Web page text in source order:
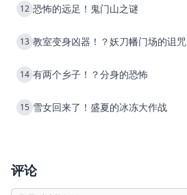
12 恐怖的远足！鬼门山之谜
13 教室变身凶器！？妖刀幡门场的诅咒
14 有两个乡子！？分身的恐怖
15 雪女回来了！盛夏的冰冻大作战
评论